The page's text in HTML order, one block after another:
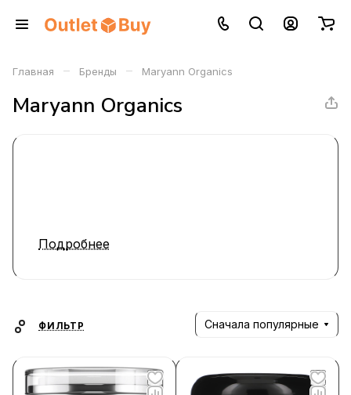
Главная – Бренды – Maryann Organics
Maryann Organics
Подробнее
ФИЛЬТР Сначала популярные